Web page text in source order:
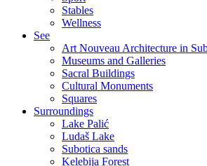
Stables
Wellness
See
Art Nouveau Architecture in
Museums and Galleries
Sacral Buildings
Cultural Monuments
Squares
Surroundings
Lake Palić
Ludaš Lake
Subotica sands
Kelebija Forest